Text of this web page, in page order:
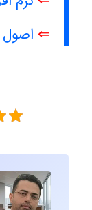
⇐ اصول